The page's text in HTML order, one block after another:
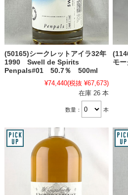
(50165)シークレットアイラ32年
1990 Swell de Spirits
Penpals#01 50.7％ 500ml
¥74,440(税抜 ¥67,673)
在庫 26 本
数量： 本
モ